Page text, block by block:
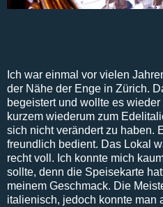
Ich war einmal vor vielen
der Nähe der Enge in Zürich.
begeistert und wollte es
kurzem wiederum zum
sich nicht verändert zu haben.
freundlich bedient. Das Lokal
recht voll. Ich konnte mich
sollte, denn die Speisekarte
meinem Geschmack. Die
italienisch, jedoch konnte man